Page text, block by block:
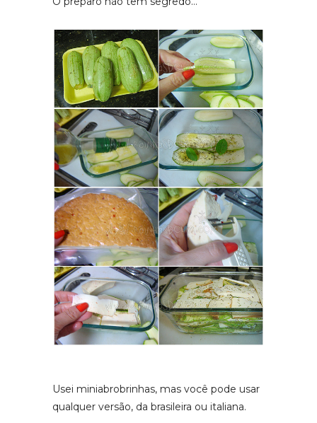
Usei miniabrobrinhas, mas você pode usar
qualquer versão, da brasileira ou italiana.